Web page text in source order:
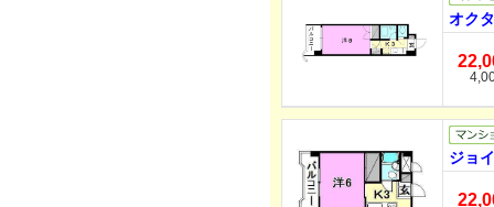
オク
ジョ